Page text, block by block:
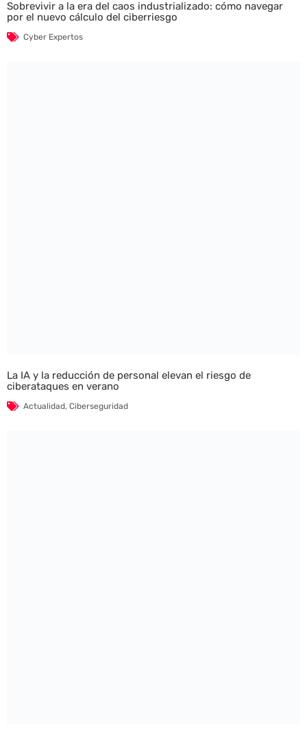
Sobrevivir a la era del caos industrializado: cómo navegar
por el nuevo cálculo del ciberriesgo
Cyber Expertos
La IA y la reducción de personal elevan el riesgo de
ciberataques en verano
Actualidad, Ciberseguridad